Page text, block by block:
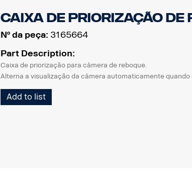
caixa de priorização de
Nº da peça: 3165664
Part Description:
Caixa de priorização para câmera de reboque.
Alterna a visualização da câmera automaticamente
Add to list